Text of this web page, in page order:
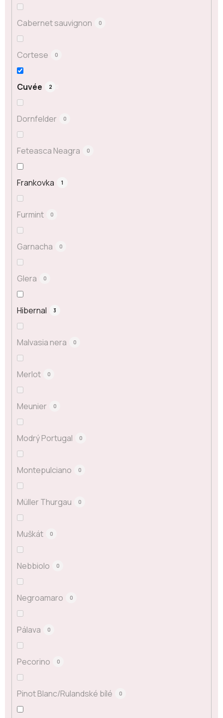
Cabernet sauvignon 0
Cortese 0
Cuvée 2
Dornfelder 0
Feteasca Neagra 0
Frankovka 1
Furmint 0
Garnacha 0
Glera 0
Hibernal 3
Malvasia nera 0
Merlot 0
Meunier 0
Modrý Portugal 0
Montepulciano 0
Müller Thurgau 0
Muškát 0
Nebbiolo 0
Negroamaro 0
Pálava 0
Pecorino 0
Pinot Blanc/Rulandské bílé 0